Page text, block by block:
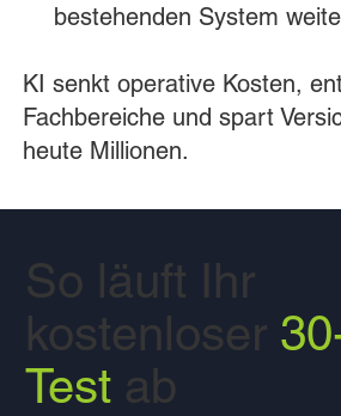
bestehenden System
KI senkt operative Kosten,
Fachbereiche und spart
heute Millionen.
So läuft Ihr
kostenloser
Test ab